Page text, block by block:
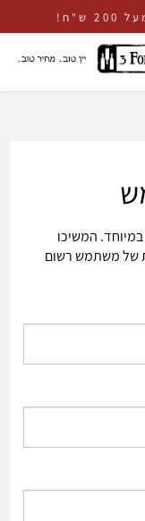
שכחתי סיסמה
המשיכו
של משתמש רשום